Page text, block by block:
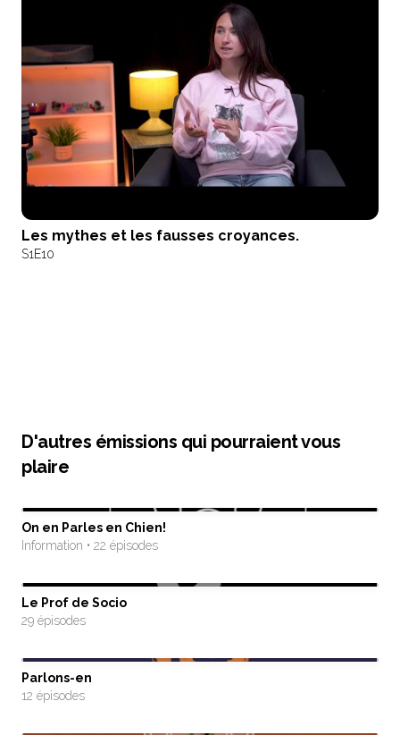
Les mythes et les fausses croyances.
S1E10
D'autres émissions qui pourraient vous
plaire
On en Parles en Chien!
Information • 22 épisodes
Le Prof de Socio
29 épisodes
Parlons-en
12 épisodes